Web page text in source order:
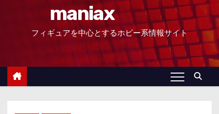
maniax
フィギュアを中心とするホビー系情報サイト